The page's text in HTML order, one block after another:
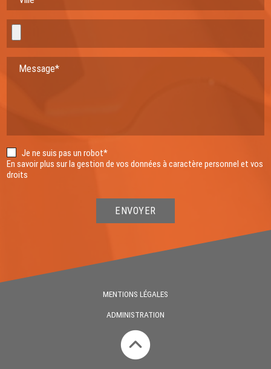
Message*
Je ne suis pas un robot*
En savoir plus sur la gestion de vos données à caractère personnel et vos
droits
ENVOYER
MENTIONS LÉGALES
ADMINISTRATION